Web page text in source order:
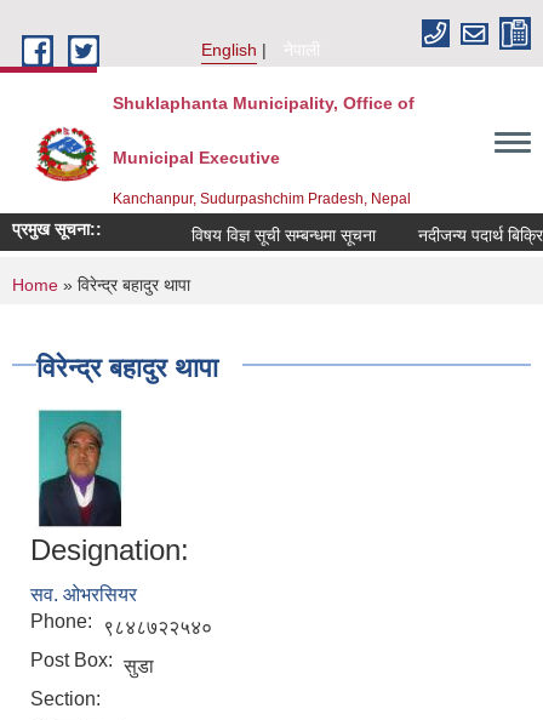
English
नेपाली
Shuklaphanta Municipality, Office of
Municipal Executive
Kanchanpur, Sudurpashchim Pradesh, Nepal
प्रमुख सूचना:: विषय विज्ञ सूची सम्बन्धमा सूचना नदीजन्य पदार्थ
You are here
Home » विरेन्द्र बहादुर थापा
विरेन्द्र बहादुर थापा
Designation:
सव. ओभरसियर
Phone:
९८४८७२२५४०
Post Box: सुडा
Section: